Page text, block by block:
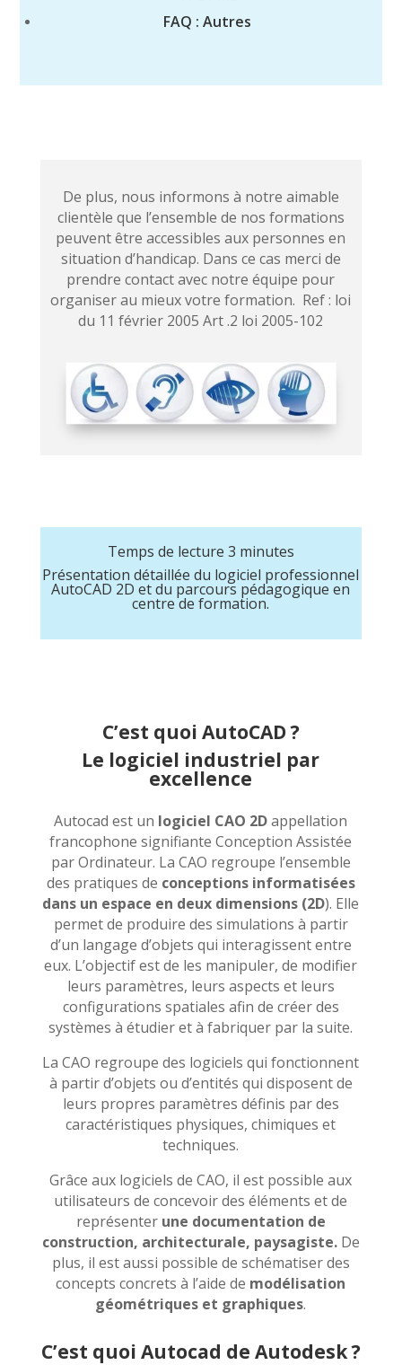
FAQ : Autres
De plus, nous informons à notre aimable
clientèle que l’ensemble de nos formations
peuvent être accessibles aux personnes en
situation d’handicap. Dans ce cas merci de
prendre contact avec notre équipe pour
organiser au mieux votre formation. Ref : loi
du 11 février 2005 Art .2 loi 2005-102
Temps de lecture 3 minutes
Présentation détaillée du logiciel professionnel
AutoCAD 2D et du parcours pédagogique en
centre de formation.
C’est quoi AutoCAD ?
Le logiciel industriel par
excellence
Autocad est un logiciel CAO 2Dappellation
francophone signifiante Conception Assistée
par Ordinateur. La CAO regroupe l’ensemble
des pratiques de conceptions informatisées
dans un espace en deux dimensions (2D). Elle
permet de produire des simulations à partir
d’un langage d’objets qui interagissent entre
eux. L’objectif est de les manipuler, de modifier
leurs paramètres, leurs aspects et leurs
configurations spatiales afin de créer des
systèmes à étudier et à fabriquer par la suite.
La CAO regroupe des logiciels qui fonctionnent
à partir d’objets ou d’entités qui disposent de
leurs propres paramètres définis par des
caractéristiques physiques, chimiques et
techniques.
Grâce aux logiciels de CAO, il est possible aux
utilisateurs de concevoir des éléments et de
représenter une documentation de
construction, architecturale, paysagiste.De
plus, il est aussi possible de schématiser des
concepts concrets à l’aide de modélisation
géométriques et graphiques.
C’est quoi Autocad de Autodesk ?